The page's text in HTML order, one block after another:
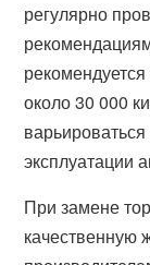
регулярно
около 30 000
эксплуатации
При замене
качественную